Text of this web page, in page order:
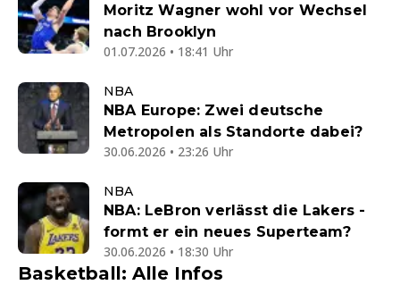
Moritz Wagner wohl vor Wechsel
nach Brooklyn
01.07.2026 • 18:41 Uhr
NBA
NBA Europe: Zwei deutsche
Metropolen als Standorte dabei?
30.06.2026 • 23:26 Uhr
NBA
NBA: LeBron verlässt die Lakers -
formt er ein neues Superteam?
30.06.2026 • 18:30 Uhr
Basketball: Alle Infos